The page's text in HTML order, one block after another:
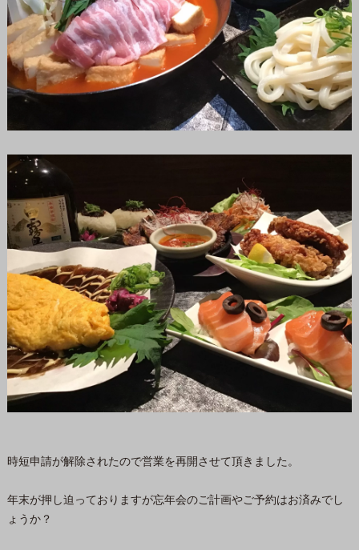
時短申請が解除されたので営業を再開させて頂きました。
年末が押し迫っておりますが忘年会のご計画やご予約はお済みでし
ょうか？